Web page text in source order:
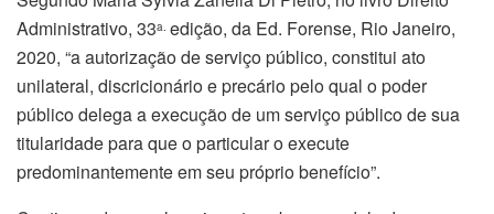
Administrativo, 33a. edição, da Ed. Forense, Rio Janeiro,
2020, “a autorização de serviço público, constitui ato
unilateral, discricionário e precário pelo qual o poder
público delega a execução de um serviço público de sua
titularidade para que o particular o execute
predominantemente em seu próprio benefício”.